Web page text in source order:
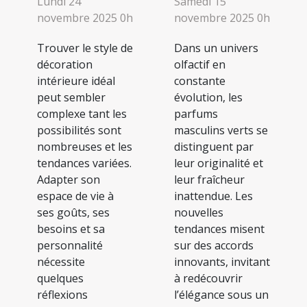
novembre 2025 0h
Trouver le style de
décoration
intérieure idéal
peut sembler
complexe tant les
possibilités sont
nombreuses et les
tendances variées.
Adapter son
espace de vie à
ses goûts, ses
besoins et sa
personnalité
nécessite
quelques
réflexions
novembre 2025 0h
Dans un univers
olfactif en
constante
évolution, les
parfums
masculins verts se
distinguent par
leur originalité et
leur fraîcheur
inattendue. Les
nouvelles
tendances misent
sur des accords
innovants, invitant
à redécouvrir
l’élégance sous un